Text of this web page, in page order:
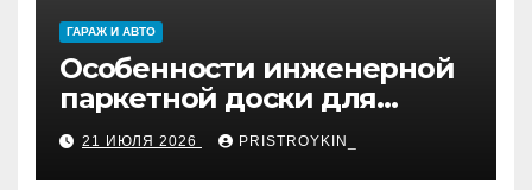
ГАРАЖ И АВТО
Особенности инженерной
паркетной доски для
укладки французской
ёлкой
21 ИЮЛЯ 2026 PRISTROYKIN_